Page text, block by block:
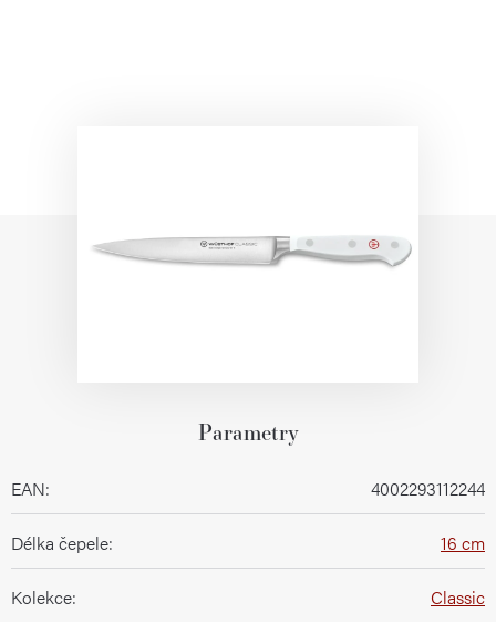
Parametry
EAN: 4002293112244
Délka čepele: 16 cm
Kolekce: Classic